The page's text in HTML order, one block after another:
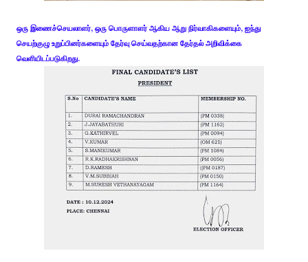
ஒரு இணைச்செயலாளர், ஒரு பொருளாளர் ஆகிய ஆறு நிர்வாகிகளையும், ஐந்து
செயற்குழு உறுப்பினர்களையும் தேர்வு செய்வதற்கான தேர்தல் அறிவிக்கை
வெளியிடப்படுகிறது.